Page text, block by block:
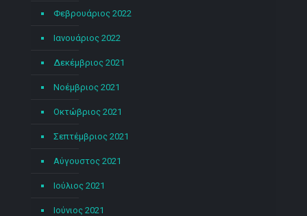
Φεβρουάριος 2022
Ιανουάριος 2022
Δεκέμβριος 2021
Νοέμβριος 2021
Οκτώβριος 2021
Σεπτέμβριος 2021
Αύγουστος 2021
Ιούλιος 2021
Ιούνιος 2021